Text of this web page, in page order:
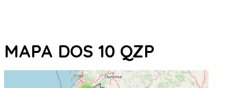
MAPA DOS 10 QZP